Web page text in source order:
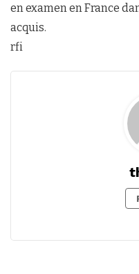
en examen en France
acquis.
rfi